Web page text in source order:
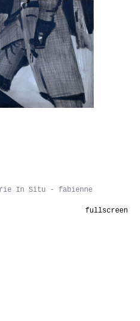
In Situ - fabienne
fullscreen